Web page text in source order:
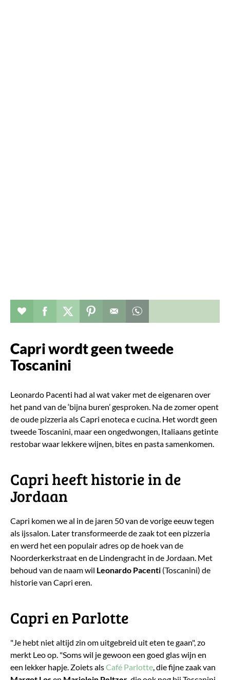
Verhaal toevoegen aan favorieten
Deel dit op facebook
Deel dit op twitter
Deel dit op pinterest
Capri wordt geen tweede
Toscanini
Leonardo Pacenti had al wat vaker met de eigenaren over
het pand van de ‘bijna buren’ gesproken. Na de zomer opent
de oude pizzeria als Capri enoteca e cucina. Het wordt geen
tweede Toscanini, maar een ongedwongen, Italiaans getinte
restobar waar lekkere wijnen, bites en pasta samenkomen.
​Capri heeft historie in de
Jordaan
Capri komen we al in de jaren 50 van de vorige eeuw tegen
als ijssalon. Later transformeerde de zaak tot een pizzeria
en werd het een populair adres op de hoek van de
Noorderkerkstraat en de Lindengracht in de Jordaan. Met
behoud van de naam wil Leonardo Pacenti (Toscanini) de
historie van Capri eren.
​Capri en Parlotte
"Je hebt niet altijd zin om uitgebreid uit eten te gaan", zo
merkt Leo op. "Soms wil je gewoon een goed glas wijn en
een lekker hapje. Zoiets alsCafé Parlotte, die fijne zaak van